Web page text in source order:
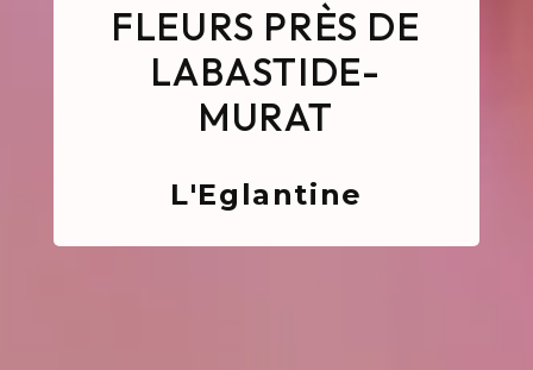
FLEURS PRÈS DE
LABASTIDE-
MURAT
L'Eglantine